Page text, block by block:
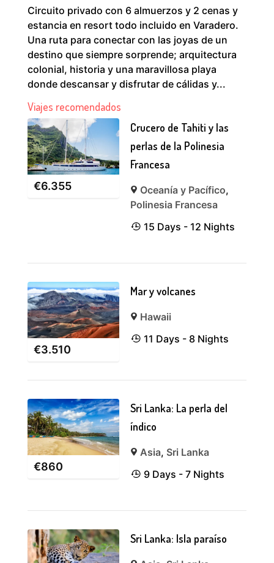
Circuito privado con 6 almuerzos y 2 cenas y
estancia en resort todo incluido en Varadero.
Una ruta para conectar con las joyas de un
destino que siempre sorprende; arquitectura
colonial, historia y una maravillosa playa
donde descansar y disfrutar de cálidas y...
Viajes recomendados
€6.355
Crucero de Tahiti y las
perlas de la Polinesia
Francesa
Oceanía y Pacífico,
Polinesia Francesa
15 Days - 12 Nights
€3.510
Mar y volcanes
Hawaii
11 Days - 8 Nights
€860
Sri Lanka: La perla del
índico
Asia, Sri Lanka
9 Days - 7 Nights
Sri Lanka: Isla paraíso